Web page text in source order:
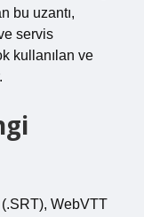
bu uzantı,
servis
kullanılan ve
(.SRT), WebVTT